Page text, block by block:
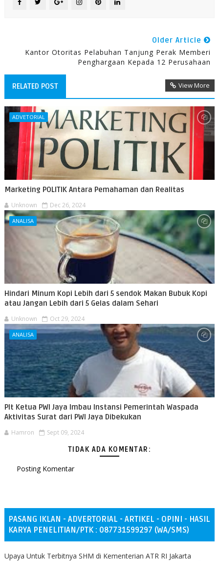
Older Article
Kantor Otoritas Pelabuhan Tanjung Perak Memberi
Penghargaan Kepada 12 Perusahaan
RELATED POST View More
ADVETORIAL
Marketing POLITIK Antara Pemahaman dan Realitas
Unknown Dec 26, 2024
ANALISA
Hindari Minum Kopi Lebih dari 5 sendok Makan Bubuk Kopi
atau Jangan Lebih dari 5 Gelas dalam Sehari
Unknown Oct 29, 2024
ANALISA
Plt Ketua PWI Jaya Imbau Instansi Pemerintah Waspada
Aktivitas Surat dari PWI Jaya Dibekukan
Hamron Sept 09, 2024
TIDAK ADA KOMENTAR:
Posting Komentar
PASANG IKLAN - ADVERTORIAL - ARTIKEL - OPINI - HASIL
KARYA PENELITIAN/PTK : 087731599297 (WA/SMS)
Upaya Untuk Terbitnya SHM di Kementerian ATR RI Jakarta